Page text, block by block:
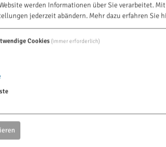
>
>
werden Informationen über Sie verarbeitet.
jederzeit abändern. Mehr dazu erfahren Sie
Cookies (immer erforderlich)